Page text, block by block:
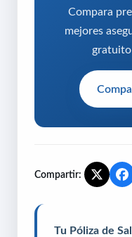
Compara
mejores
Compartir:
Tu Póliza de